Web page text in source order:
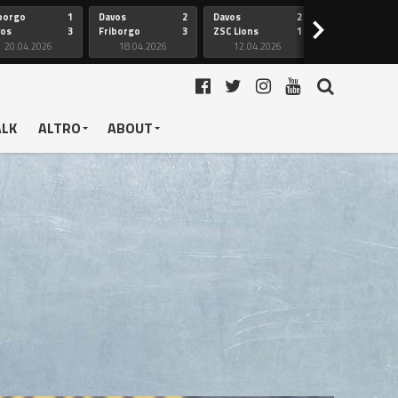
1
3
20.04.2026
Davos
Friborgo
2
3
18.04.2026
Davos
ZSC Lions
2
1
12.04.2026
>
ALTRO ABOUT